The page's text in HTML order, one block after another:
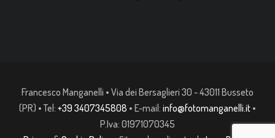
Francesco Manganelli • Via dei Bersaglieri 30 - 43011 Busseto
(PR) • Tel: +39 3407345808 • E-mail: info@fotomanganelli.it •
P.Iva: 01971070345